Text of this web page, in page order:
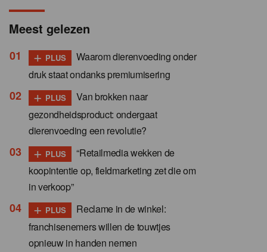
Meest gelezen
+ PLUS
Waarom dierenvoeding onder
druk staat ondanks premiumisering
+ PLUS
Van brokken naar
gezondheidsproduct: ondergaat
dierenvoeding een revolutie?
+ PLUS
“Retailmedia wekken de
koopintentie op, fieldmarketing zet die om
in verkoop”
+ PLUS
Reclame in de winkel:
franchisenemers willen de touwtjes
opnieuw in handen nemen